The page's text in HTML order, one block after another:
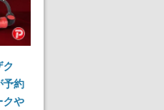
ク
予約
クや